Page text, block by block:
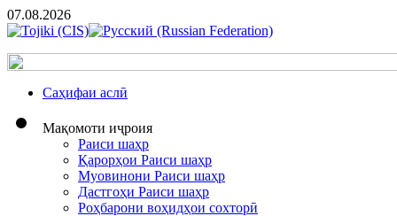
07.08.2026
Cаҳифаи аслӣ
Мақомоти иҷроия
Раиси шаҳр
Қарорҳои Раиси шаҳр
Муовинони Раиси шаҳр
Дастгоҳи Раиси шаҳр
Роҳбарони воҳидҳои сохторӣ